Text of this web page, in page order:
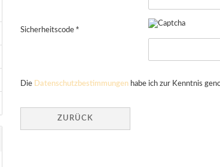
Sicherheitscode
DATENSCHUTZBESTIMMUNGEN
Die Datenschutzbestimmungen habe ich zur Kenntnis
ZURÜCK